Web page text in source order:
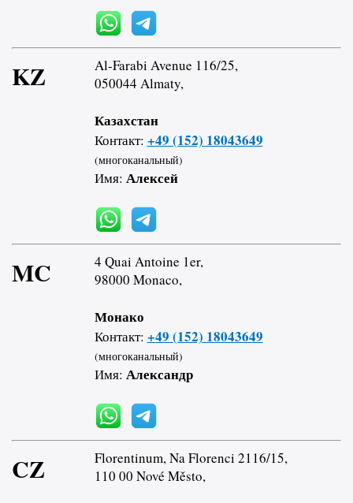
KZ
Al-Farabi Avenue 116/25,
050044 Almaty,
Казахстан
Контакт: +49 (152) 18043649
(многоканальный)
Имя: Алексей
MC
4 Quai Antoine 1er,
98000 Monaco,
Монако
Контакт: +49 (152) 18043649
(многоканальный)
Имя: Александр
CZ
Florentinum, Na Florenci 2116/15,
110 00 Nové Město,